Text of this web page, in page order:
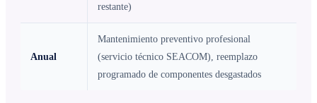
restante)
Anual
Mantenimiento preventivo profesional
(servicio técnico SEACOM), reemplazo
programado de componentes desgastados